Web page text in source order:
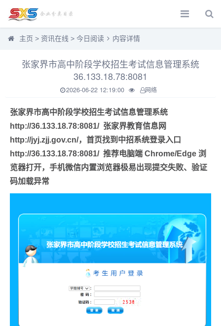
主页 > 资讯在线 > 今日阅读 内容详情
张家界市高中阶段学校招生考试信息管理系统
36.133.18.78:8081
2026-06-22 12:19:00 网络
张家界市高中阶段学校招生考试信息管理系统
http://36.133.18.78:8081/张家界教育信息网
http://jyj.zjj.gov.cn/，首页找到中招系统登录入口
http://36.133.18.78:8081/推荐电脑端 Chrome/Edge 浏
览器打开，手机微信内置浏览器极易出现提交失败、验证
码加载异常